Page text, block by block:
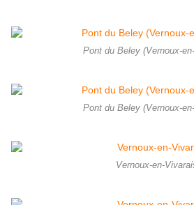
Pont du Beley (Vernoux-
Pont du Beley (Vernoux-
Vernoux-en-